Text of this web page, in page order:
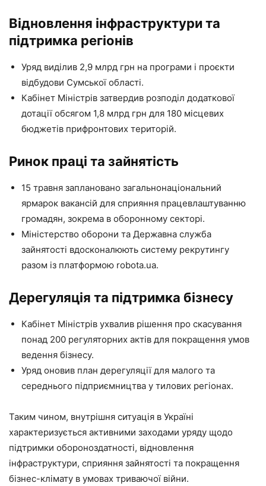
Відновлення інфраструктури та
підтримка регіонів
Уряд виділив 2,9 млрд грн на програми і проєкти
відбудови Сумської області.
Кабінет Міністрів затвердив розподіл додаткової
дотації обсягом 1,8 млрд грн для 180 місцевих
бюджетів прифронтових територій.
Ринок праці та зайнятість
15 травня заплановано загальнонаціональний
ярмарок вакансій для сприяння працевлаштуванню
громадян, зокрема в оборонному секторі.
Міністерство оборони та Державна служба
зайнятості вдосконалюють систему рекрутингу
разом із платформою robota.ua.
Дерегуляція та підтримка бізнесу
Кабінет Міністрів ухвалив рішення про скасування
понад 200 регуляторних актів для покращення умов
ведення бізнесу.
Уряд оновив план дерегуляції для малого та
середнього підприємництва у тилових регіонах.
Таким чином, внутрішня ситуація в Україні
характеризується активними заходами уряду щодо
підтримки обороноздатності, відновлення
інфраструктури, сприяння зайнятості та покращення
бізнес-клімату в умовах триваючої війни.